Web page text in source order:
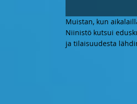
Muistan, kun
Niinistö kutsui
ja tilaisuudesta